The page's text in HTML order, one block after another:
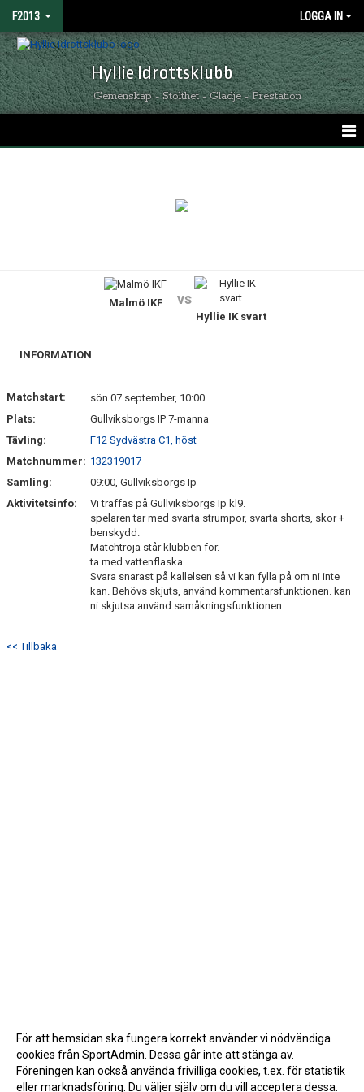
F2013 LOGGA IN
Hyllie Idrottsklubb
Gemenskap - Stolthet - Glädje - Prestation
KONTAKT
Malmö IKF vs
Hyllie IK svart
INFORMATION
Matchstart:
sön 07 september, 10:00
Plats:
Gullviksborgs IP 7-manna
Tävling:
F12 Sydvästra C1, höst
Matchnummer: 132319017
Samling:
09:00, Gullviksborgs Ip
Aktivitetsinfo:
Vi träffas på Gullviksborgs Ip kl9.
spelaren tar med svarta strumpor, svarta shorts, skor +
benskydd.
Matchtröja står klubben för.
ta med vattenflaska.
Svara snarast på kallelsen så vi kan fylla på om ni inte
kan. Behövs skjuts, använd kommentarsfunktionen. kan
ni skjutsa använd samåkningsfunktionen.
<< Tillbaka
För att hemsidan ska fungera korrekt använder vi nödvändiga
cookies från SportAdmin. Dessa går inte att stänga av.
Föreningen kan också använda frivilliga cookies, t.ex. för statistik
eller marknadsföring. Du väljer själv om du vill acceptera dessa.